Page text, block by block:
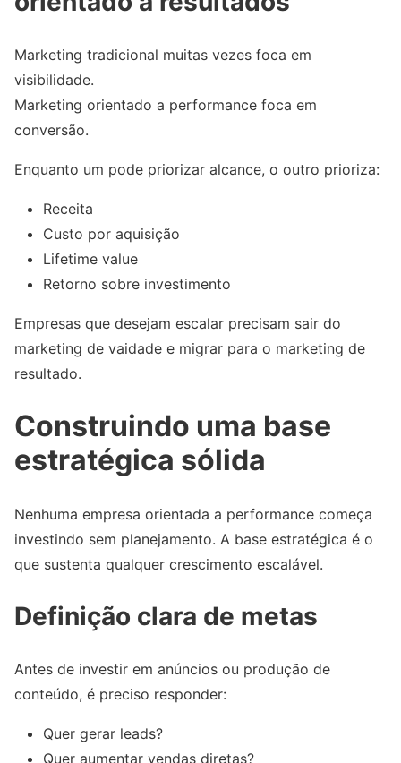
Marketing tradicional muitas vezes foca em
visibilidade.
Marketing orientado a performance foca em
conversão.
Enquanto um pode priorizar alcance, o outro prioriza:
Receita
Custo por aquisição
Lifetime value
Retorno sobre investimento
Empresas que desejam escalar precisam sair do
marketing de vaidade e migrar para o marketing de
resultado.
Construindo uma base
estratégica sólida
Nenhuma empresa orientada a performance começa
investindo sem planejamento. A base estratégica é o
que sustenta qualquer crescimento escalável.
Definição clara de metas
Antes de investir em anúncios ou produção de
conteúdo, é preciso responder:
Quer gerar leads?
Quer aumentar vendas diretas?